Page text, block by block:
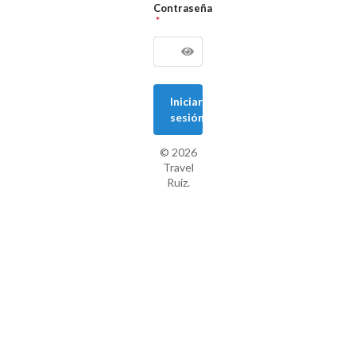
Contraseña
Iniciar
sesión
© 2026
Travel
Ruiz.